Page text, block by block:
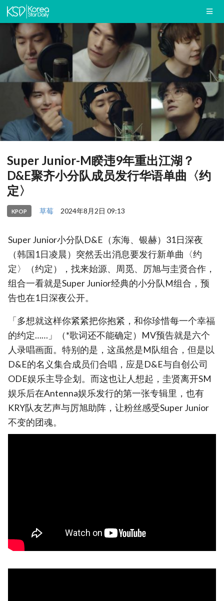
Super Junior-M睽违9年重出江湖？
D&E聚齐小分队成员发行华语单曲〈约
定〉
KPOP 草莓 2024年8月2日 09:13
Super Junior小分队D&E（东海、银赫）31日深夜
（韩国1日凌晨）突然丢出消息要发行新单曲〈约
定〉（约定），找来始源、周觅、厉旭与圭贤合作，
组合一看就是Super Junior经典的小分队M组合，预
告也在1日深夜公开。
「多想就这样你紧紧把你抱紧，和你珍惜每一个幸福
的约定……」（*歌词还不能确定）MV预告就是六个
人录唱画面。特别的是，这虽然是M队组合，但是以
D&E的名义集合成员们合唱，应是D&E与自创公司
ODE娱乐主导企划。而这也让人想起，圭贤离开SM
娱乐后在Antenna娱乐发行的第一张专辑里，也有
KRY队友艺声与厉旭助阵，让粉丝感受Super Junior
不变的团魂。